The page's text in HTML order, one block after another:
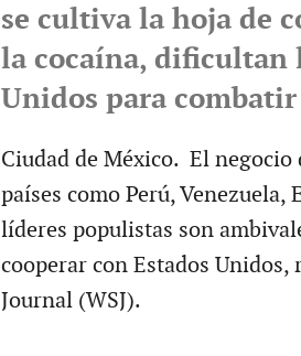
se cultiva la hoja de
la cocaína, dificultan
Unidos para
Ciudad de México. El negocio
países como Perú, Venezuela,
líderes populistas son
cooperar con Estados
Journal (WSJ).